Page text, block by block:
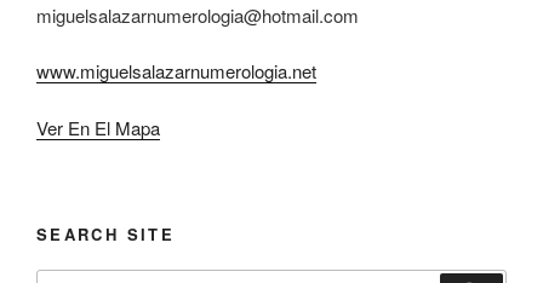
miguelsalazarnumerologia@hotmail.com
www.miguelsalazarnumerologia.net
Ver En El Mapa
SEARCH SITE